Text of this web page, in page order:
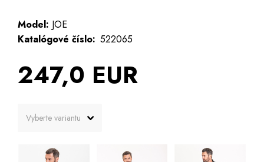
Model: JOE
Katalógové číslo: 522065
247,0 EUR